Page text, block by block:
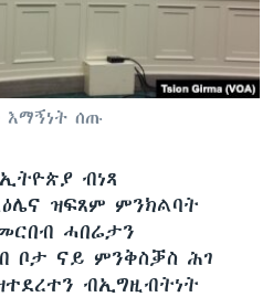
እማኝነት ሰጡ
ብነጻ
ዝፍጸም ምንክልባት
ሓበሬታን
ቦታ ናይ ምንቅስቓስ ሕገ
ብኢግዚብትነት